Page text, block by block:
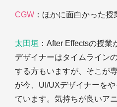
CGW ：ほかに面白かった
太田垣 ：After Effectsの授
デザイナーはタイムライン
する方もいますが、そこが
が今、UI/UXデザイナーを
ています。気持ちが良いア